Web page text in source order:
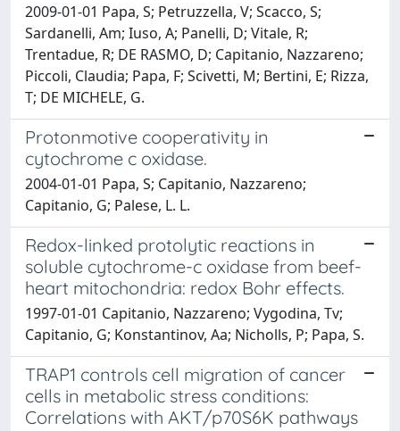
2009-01-01 Papa, S; Petruzzella, V; Scacco, S;
Sardanelli, Am; Iuso, A; Panelli, D; Vitale, R;
Trentadue, R; DE RASMO, D; Capitanio, Nazzareno;
Piccoli, Claudia; Papa, F; Scivetti, M; Bertini, E; Rizza,
T; DE MICHELE, G.
Protonmotive cooperativity in
cytochrome c oxidase.
2004-01-01 Papa, S; Capitanio, Nazzareno;
Capitanio, G; Palese, L. L.
Redox-linked protolytic reactions in
soluble cytochrome-c oxidase from beef-
heart mitochondria: redox Bohr effects.
1997-01-01 Capitanio, Nazzareno; Vygodina, Tv;
Capitanio, G; Konstantinov, Aa; Nicholls, P; Papa, S.
TRAP1 controls cell migration of cancer
cells in metabolic stress conditions:
Correlations with AKT/p70S6K pathways